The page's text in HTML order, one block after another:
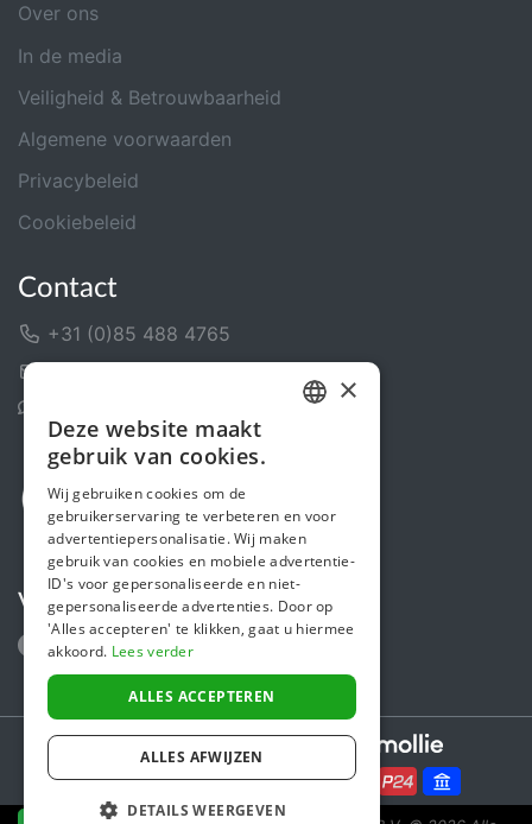
Over ons
In de media
Veiligheid & Betrouwbaarheid
Algemene voorwaarden
Privacybeleid
Cookiebeleid
Contact
+31 (0)85 488 4765
Volg ons
Secure payments powered by
ENGLISH
×
Deze website maakt
gebruik van cookies.
Wij gebruiken cookies om de
gebruikerservaring te verbeteren en voor
advertentiepersonalisatie. Wij maken
gebruik van cookies en mobiele advertentie-
ID's voor gepersonaliseerde en niet-
gepersonaliseerde advertenties. Door op
'Alles accepteren' te klikken, gaat u hiermee
akkoord. Lees verder
ALLES ACCEPTEREN
ALLES AFWIJZEN
DETAILS WEERGEVEN